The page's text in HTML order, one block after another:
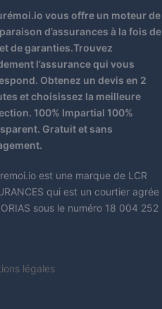
vous offre un moteur de
d’assurances à la fois de
de garanties.Trouvez
l’assurance qui vous
Obtenez un devis en 2
et choisissez la meilleure
100% Impartial 100%
Gratuit et sans
est une marque de LCR
qui est un courtier agrée
sous le numéro 18 004 252
légales